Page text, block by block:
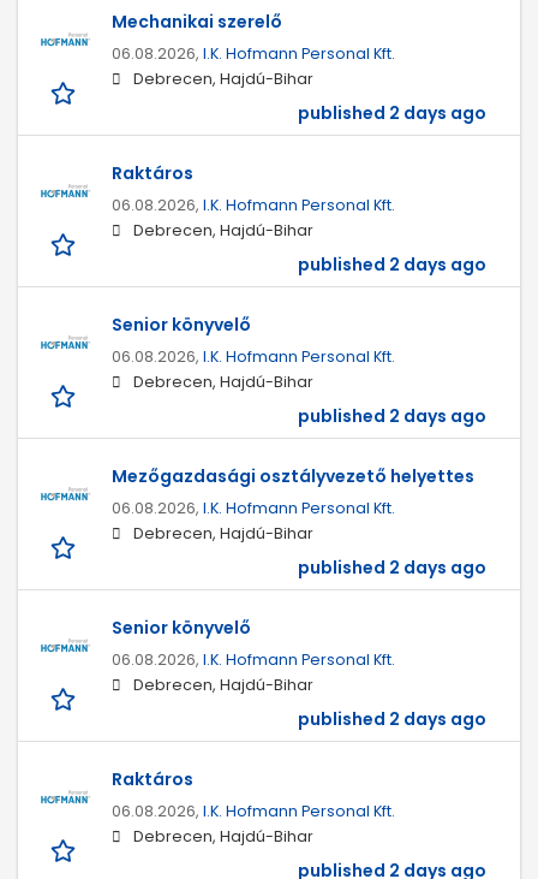
Mechanikai szerelő
06.08.2026, I.K. Hofmann Personal Kft.
Debrecen, Hajdú-Bihar
published 2 days ago
Raktáros
06.08.2026, I.K. Hofmann Personal Kft.
Debrecen, Hajdú-Bihar
published 2 days ago
Senior könyvelő
06.08.2026, I.K. Hofmann Personal Kft.
Debrecen, Hajdú-Bihar
published 2 days ago
Mezőgazdasági osztályvezető helyettes
06.08.2026, I.K. Hofmann Personal Kft.
Debrecen, Hajdú-Bihar
published 2 days ago
Senior könyvelő
06.08.2026, I.K. Hofmann Personal Kft.
Debrecen, Hajdú-Bihar
published 2 days ago
Raktáros
06.08.2026, I.K. Hofmann Personal Kft.
Debrecen, Hajdú-Bihar
published 2 days ago